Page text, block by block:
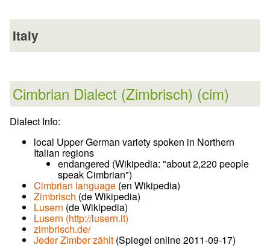
Italy
Cimbrian Dialect (Zimbrisch) (cim)
Dialect Info:
local Upper German variety spoken in Northern
Italian regions
endangered (Wikipedia: "about 2,220 people
speak Cimbrian")
Cimbrian language (en Wikipedia)
Zimbrisch (de Wikipedia)
Lusern (de Wikipedia)
Lusern (http://lusern.it)
zimbrisch.de/
Jeder Zimber zählt (Spiegel online 2011-09-17)